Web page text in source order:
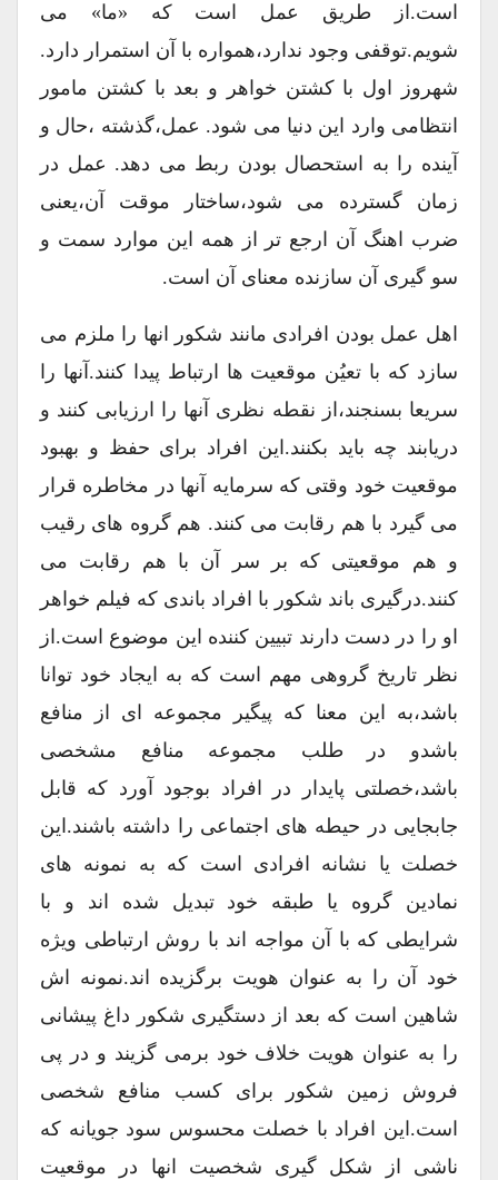
است.از طریق عمل است که «ما» می
شویم.توقفی وجود ندارد،همواره با آن استمرار دارد.
شهروز اول با کشتن خواهر و بعد با کشتن مامور
انتظامی وارد این دنیا می شود. عمل،گذشته ،حال و
آینده را به استحصال بودن ربط می دهد. عمل در
زمان گسترده می شود،ساختار موقت آن،یعنی
ضرب اهنگ آن ارجع تر از همه این موارد سمت و
سو گیری آن سازنده معنای آن است.
اهل عمل بودن افرادی مانند شکور انها را ملزم می
سازد که با تعیُن موقعیت ها ارتباط پیدا کنند.آنها را
سریعا بسنجند،از نقطه نظری آنها را ارزیابی کنند و
دریابند چه باید بکنند.این افراد برای حفظ و بهبود
موقعیت خود وقتی که سرمایه آنها در مخاطره قرار
می گیرد با هم رقابت می کنند. هم گروه های رقیب
و هم موقعیتی که بر سر آن با هم رقابت می
کنند.درگیری باند شکور با افراد باندی که فیلم خواهر
او را در دست دارند تبیین کننده این موضوع است.از
نظر تاریخ گروهی مهم است که به ایجاد خود توانا
باشد،به این معنا که پیگیر مجموعه ای از منافع
باشدو در طلب مجموعه منافع مشخصی
باشد،خصلتی پایدار در افراد بوجود آورد که قابل
جابجایی در حیطه های اجتماعی را داشته باشند.این
خصلت یا نشانه افرادی است که به نمونه های
نمادین گروه یا طبقه خود تبدیل شده اند و با
شرایطی که با آن مواجه اند با روش ارتباطی ویژه
خود آن را به عنوان هویت برگزیده اند.نمونه اش
شاهین است که بعد از دستگیری شکور داغ پیشانی
را به عنوان هویت خلاف خود برمی گزیند و در پی
فروش زمین شکور برای کسب منافع شخصی
است.این افراد با خصلت محسوس سود جویانه که
ناشی از شکل گیری شخصیت انها در موقعیت